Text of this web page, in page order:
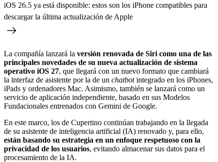
iOS 26.5 ya está disponible: estos son los iPhone compatibles para
descargar la última actualización de Apple
La compañía lanzará la versión renovada de Siri como una de las
principales novedades de su nueva actualización de sistema
operativo iOS 27, que llegará con un nuevo formato que cambiará
la interfaz de asistente por la de un chatbotintegrado en los iPhones,
iPads y ordenadores Mac. Asimismo, también se lanzará como un
servicio de aplicación independiente, basado en sus Modelos
Fundacionales entrenados con Gemini de Google.
En este marco, los de Cupertino continúan trabajando en la llegada
de su asistente de inteligencia artificial (IA) renovado y, para ello,
están basando su estrategia en un enfoque respetuoso con la
privacidad de los usuarios, evitando almacenar sus datos para el
procesamiento de la IA.